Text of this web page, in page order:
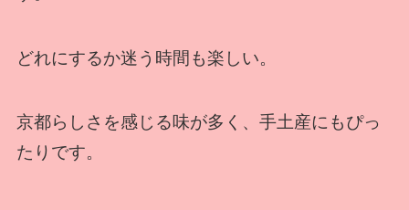
どれにするか迷う時間も楽しい。
京都らしさを感じる味が多く、手土産にもぴっ
たりです。